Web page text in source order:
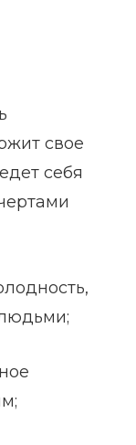
свое
себя